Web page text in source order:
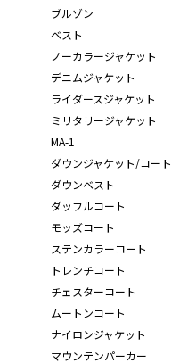
ブルゾン
ベスト
ノーカラージャケット
デニムジャケット
ライダースジャケット
ミリタリージャケット
MA-1
ダウンジャケット/コート
ダウンベスト
ダッフルコート
モッズコート
ステンカラーコート
トレンチコート
チェスターコート
ムートンコート
ナイロンジャケット
マウンテンパーカー